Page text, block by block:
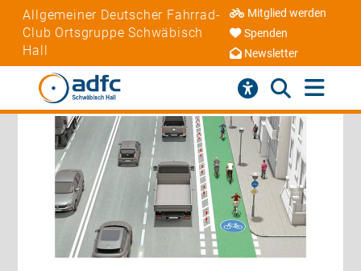
Allgemeiner Deutscher Fahrrad-
Club Ortsgruppe Schwäbisch
Hall
Mitglied werden
Spenden
Newsletter